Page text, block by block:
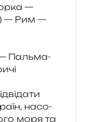
—
— Рим —
Пальма-
насо­
моря та